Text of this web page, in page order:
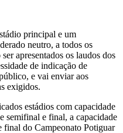
principal e um
neutro, a todos os
apresentados os laudos dos
de indicação de
e vai enviar aos
exigidos.
estádios com capacidade
semifinal e final, a capacidade
final do Campeonato Potiguar